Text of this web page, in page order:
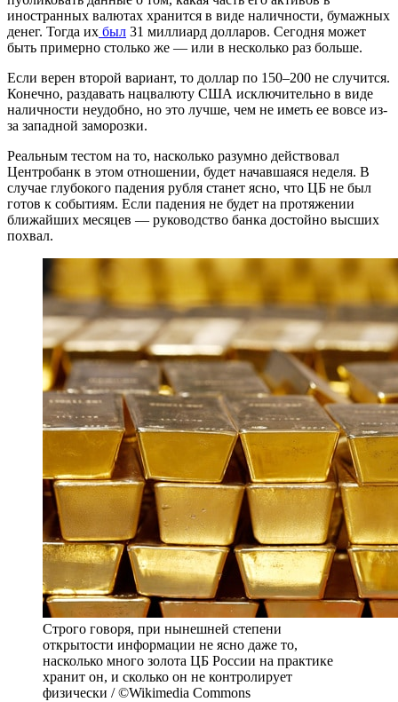
иностранных валютах хранится в виде наличности, бумажных
денег. Тогда их был 31 миллиард долларов. Сегодня может
быть примерно столько же — или в несколько раз больше.
Если верен второй вариант, то доллар по 150–200 не случится.
Конечно, раздавать нацвалюту США исключительно в виде
наличности неудобно, но это лучше, чем не иметь ее вовсе из-
за западной заморозки.
Реальным тестом на то, насколько разумно действовал
Центробанк в этом отношении, будет начавшаяся неделя. В
случае глубокого падения рубля станет ясно, что ЦБ не был
готов к событиям. Если падения не будет на протяжении
ближайших месяцев — руководство банка достойно высших
похвал.
Строго говоря, при нынешней степени
открытости информации не ясно даже то,
насколько много золота ЦБ России на практике
хранит он, и сколько он не контролирует
физически / ©Wikimedia Commons